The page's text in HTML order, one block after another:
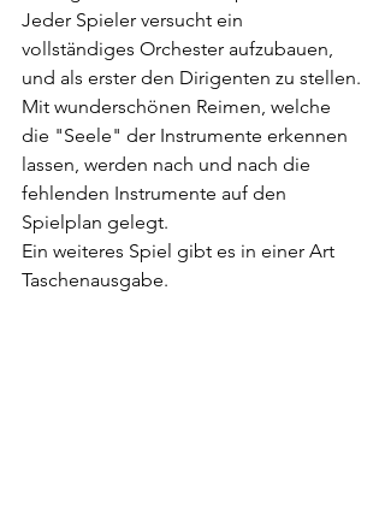
Jeder Spieler versucht ein
vollständiges Orchester aufzubauen,
und als erster den Dirigenten zu stellen.
Mit wunderschönen Reimen, welche
die "Seele" der Instrumente erkennen
lassen, werden nach und nach die
fehlenden Instrumente auf den
Spielplan gelegt.
Ein weiteres Spiel gibt es in einer Art
Taschenausgabe.